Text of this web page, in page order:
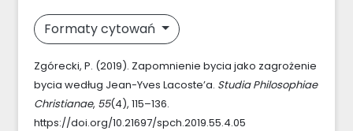
Formaty cytowań
Zgórecki, P. (2019). Zapomnienie bycia jako zagrożenie
bycia według Jean-Yves Lacoste’a. Studia Philosophiae
Christianae, 55(4), 115–136.
https://doi.org/10.21697/spch.2019.55.4.05